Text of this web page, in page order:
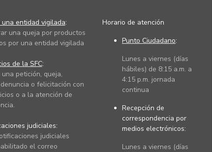
entidad vigilada:
una queja por productos
por una entidad vigilada
de la SFC:
petición, queja,
o felicitación con
o a la atención de
judiciales:
judiciales
el correo
Horario de atención
Punto Ciudadano:
Lunes a viernes (días
hábiles) de 8:15 a.m. a
4:15 p.m. jornada
continua
Recepción de
correspondencia por
medios electrónicos:
Lunes a viernes (días